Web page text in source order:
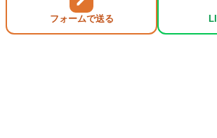
フォームで送る